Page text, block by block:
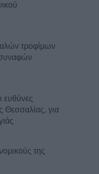
τροφίμων
ευθύνες
Θεσσαλίας, για
της